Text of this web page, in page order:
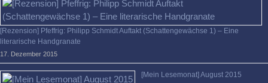
[Rezension] Pfeffrig: Philipp Schmidt Auftakt (Schattengewächse 1) – Eine
literarische Handgranate
17. Dezember 2015
[Mein Lesemonat] August 2015